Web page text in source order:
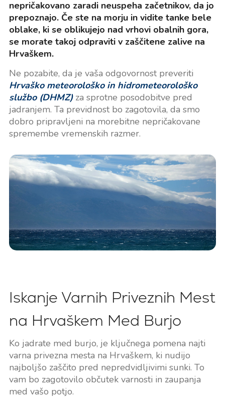
nepričakovano zaradi neuspeha začetnikov, da jo
prepoznajo. Če ste na morju in vidite tanke bele
oblake, ki se oblikujejo nad vrhovi obalnih gora,
se morate takoj odpraviti v zaščitene zalive na
Hrvaškem.
Ne pozabite, da je vaša odgovornost preveriti
Hrvaško meteorološko in hidrometeorološko
službo (DHMZ)za sprotne posodobitve pred
jadranjem. Ta previdnost bo zagotovila, da smo
dobro pripravljeni na morebitne nepričakovane
spremembe vremenskih razmer.
Iskanje Varnih Priveznih Mest
na Hrvaškem Med Burjo
Ko jadrate med burjo, je ključnega pomena najti
varna privezna mesta na Hrvaškem, ki nudijo
najboljšo zaščito pred nepredvidljivimi sunki. To
vam bo zagotovilo občutek varnosti in zaupanja
med vašo potjo.